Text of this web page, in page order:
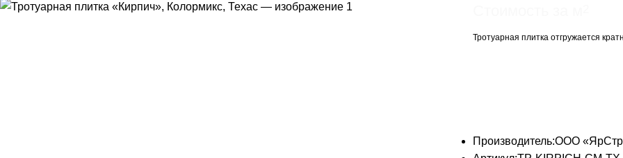
Тротуарная плитка отгружается
Производитель:ООО